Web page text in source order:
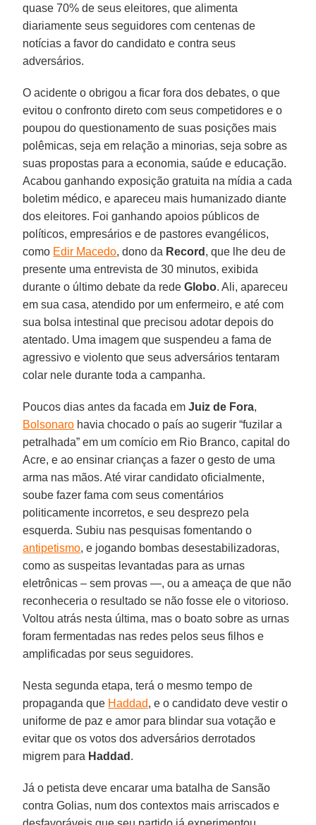
quase 70% de seus eleitores, que alimenta
diariamente seus seguidores com centenas de
notícias a favor do candidato e contra seus
adversários.
O acidente o obrigou a ficar fora dos debates, o que
evitou o confronto direto com seus competidores e o
poupou do questionamento de suas posições mais
polêmicas, seja em relação a minorias, seja sobre as
suas propostas para a economia, saúde e educação.
Acabou ganhando exposição gratuita na mídia a cada
boletim médico, e apareceu mais humanizado diante
dos eleitores. Foi ganhando apoios públicos de
políticos, empresários e de pastores evangélicos,
como Edir Macedo, dono da Record , que lhe deu de
presente uma entrevista de 30 minutos, exibida
durante o último debate da redeGlobo. Ali, apareceu
em sua casa, atendido por um enfermeiro, e até com
sua bolsa intestinal que precisou adotar depois do
atentado. Uma imagem que suspendeu a fama de
agressivo e violento que seus adversários tentaram
colar nele durante toda a campanha.
Poucos dias antes da facada emJuiz de Fora,
Bolsonaro havia chocado o país ao sugerir “fuzilar a
petralhada” em um comício em Rio Branco, capital do
Acre, e ao ensinar crianças a fazer o gesto de uma
arma nas mãos. Até virar candidato oficialmente,
soube fazer fama com seus comentários
politicamente incorretos, e seu desprezo pela
esquerda. Subiu nas pesquisas fomentando o
antipetismo, e jogando bombas desestabilizadoras,
como as suspeitas levantadas para as urnas
eletrônicas – sem provas —, ou a ameaça de que não
reconheceria o resultado se não fosse ele o vitorioso.
Voltou atrás nesta última, mas o boato sobre as urnas
foram fermentadas nas redes pelos seus filhos e
amplificadas por seus seguidores.
Nesta segunda etapa, terá o mesmo tempo de
propaganda que Haddad, e o candidato deve vestir o
uniforme de paz e amor para blindar sua votação e
evitar que os votos dos adversários derrotados
migrem para Haddad .
Já o petista deve encarar uma batalha de Sansão
contra Golias, num dos contextos mais arriscados e